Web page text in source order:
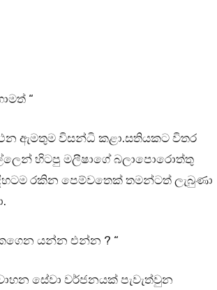
“
ඇමතුම විසන්ධි කළා.සතියකට විතර
හිටපු මලීෂාගේ බලාපොරොත්තු
රකින පෙම්වතෙක් තමන්ටත් ලැබුණා
යන්න එන්න ? “
සේවා වර්ජනයක් පැවැත්වුන